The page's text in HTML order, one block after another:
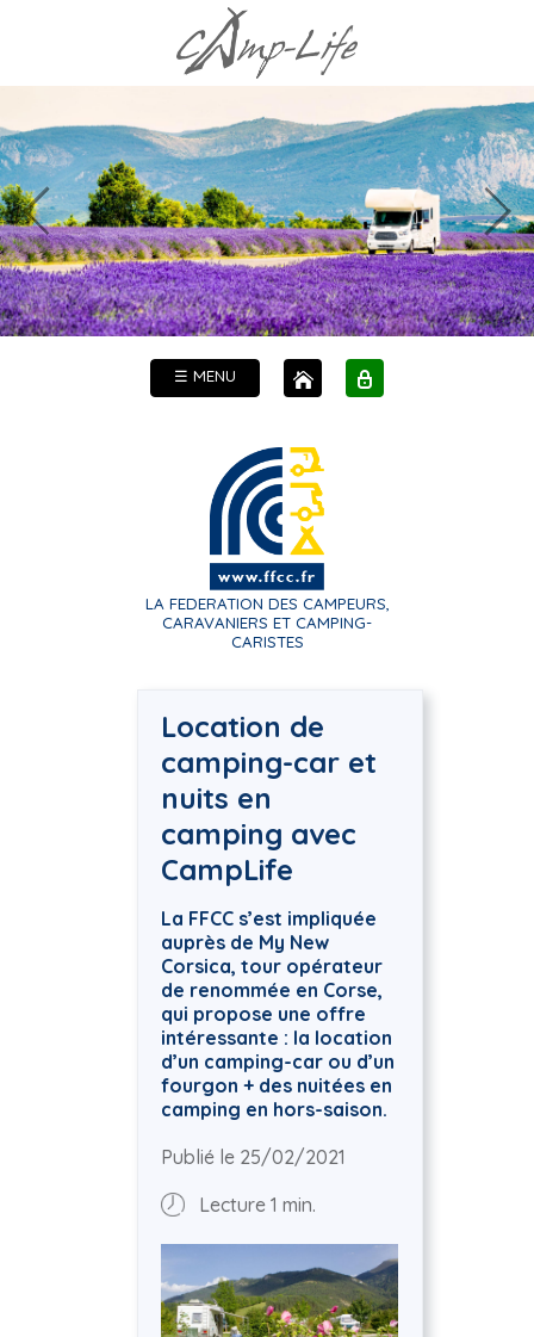
☰ MENU
LA FEDERATION DES CAMPEURS,
CARAVANIERS ET CAMPING-
CARISTES
Location de
camping-car et
nuits en
camping avec
CampLife
La FFCC s’est impliquée
auprès de My New
Corsica, tour opérateur
de renommée en Corse,
qui propose une offre
intéressante : la location
d’un camping-car ou d’un
fourgon + des nuitées en
camping en hors-saison.
Publié le 25/02/2021
Lecture 1 min.